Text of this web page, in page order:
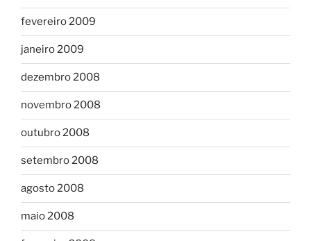
fevereiro 2009
janeiro 2009
dezembro 2008
novembro 2008
outubro 2008
setembro 2008
agosto 2008
maio 2008